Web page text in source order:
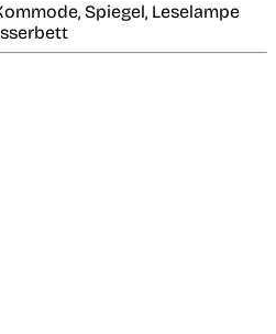
Spiegel, Leselampe